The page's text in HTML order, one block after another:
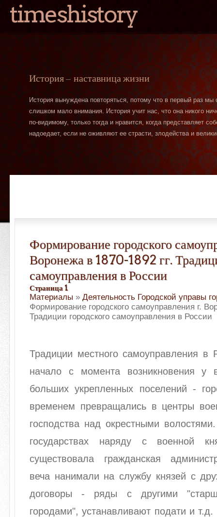
timeshistory
История — наставница жизни
История вынуждена повторяться, потому что в первый раз
слишком мало внимания. История учит нас, что она никого
по-видимому, только тогда и нравится, когда представляет
надоедает, если не оживляют ее страсти, злодейства и
Формирование городского
Воронежа в 1870-1892 гг.
самоуправления в России
Страница 1
Материалы » Деятельность Городской управы
Формирование городского самоуправления г.
Традиции городского самоуправления в России
Традиции местного самоуправления в
начало с момента возникновения у
больших укрепленных поселений -
временем превращались в центры
господства над окрестными
государствах наряду с военной
существовала гражданская
веча нанимали на службу князей с
договоры - ряды с другими
городами", устанавливают подати и т.д.